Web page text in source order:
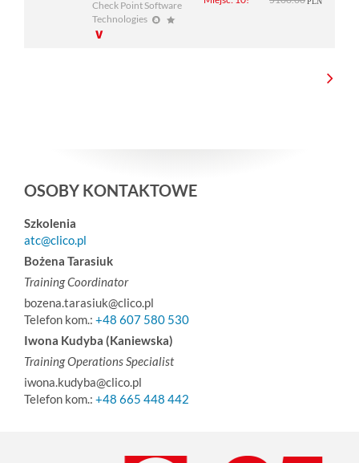
Check Point Software
Technologies
OSOBY KONTAKTOWE
Szkolenia
atc@clico.pl
Bożena Tarasiuk
Training Coordinator
bozena.tarasiuk@clico.pl
Telefon kom.: +48 607 580 530
Iwona Kudyba (Kaniewska)
Training Operations Specialist
iwona.kudyba@clico.pl
Telefon kom.: +48 665 448 442